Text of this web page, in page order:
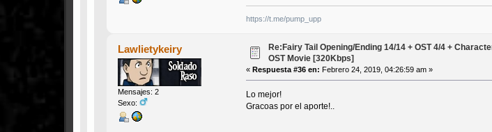
https://t.me/pump_upp
Lawlietykeiry
Mensajes: 2
Sexo:
Re:Fairy Tail Opening/Ending 14/14 + OST 4/4 +
OST Movie [320Kbps]
« Respuesta #36 en: Febrero 24, 2019, 04:26:59 am »
Lo mejor!
Gracoas por el aporte!..